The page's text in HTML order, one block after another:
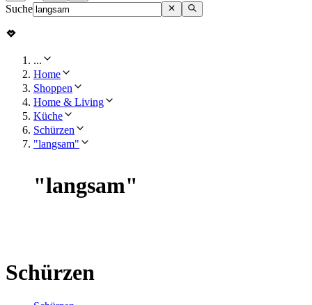
Suche
...
Home
Shoppen
Home & Living
Küche
Schürzen
"langsam"
"langsam"
Schürzen